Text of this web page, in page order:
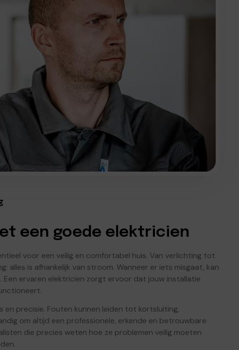
een goede elektricien
voor een veilig en comfortabel huis. Van verlichting tot
alles is afhankelijk van stroom. Wanneer er iets misgaat, kan
Een ervaren elektricien zorgt ervoor dat jouw installatie
en precisie. Fouten kunnen leiden tot kortsluiting,
om altijd een professionele, erkende en betrouwbare
die precies weten hoe ze problemen veilig moeten